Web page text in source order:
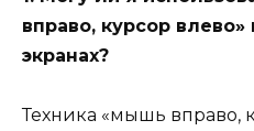
вправо, курсор
экранах?
Техника «мышь вправо,